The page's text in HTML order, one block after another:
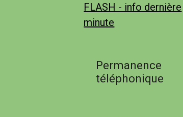
FLASH - info dernière
minute
Permanence
téléphonique